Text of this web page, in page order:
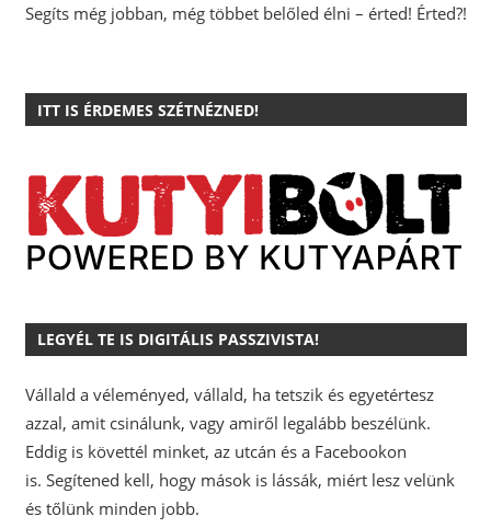
Segíts még jobban, még többet belőled élni – érted! Érted?!
ITT IS ÉRDEMES SZÉTNÉZNED!
LEGYÉL TE IS DIGITÁLIS PASSZIVISTA!
Vállald a véleményed, vállald, ha tetszik és egyetértesz
azzal, amit csinálunk, vagy amiről legalább beszélünk.
Eddig is követtél minket, az utcán és a Facebookon
is. Segítened kell, hogy mások is lássák, miért lesz velünk
és tőlünk minden jobb.